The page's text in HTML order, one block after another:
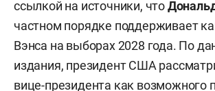
ссылкой на источники, что
частном порядке поддерживает
Вэнса на выборах 2028 года. По
издания, президент США
вице-президента как возможного